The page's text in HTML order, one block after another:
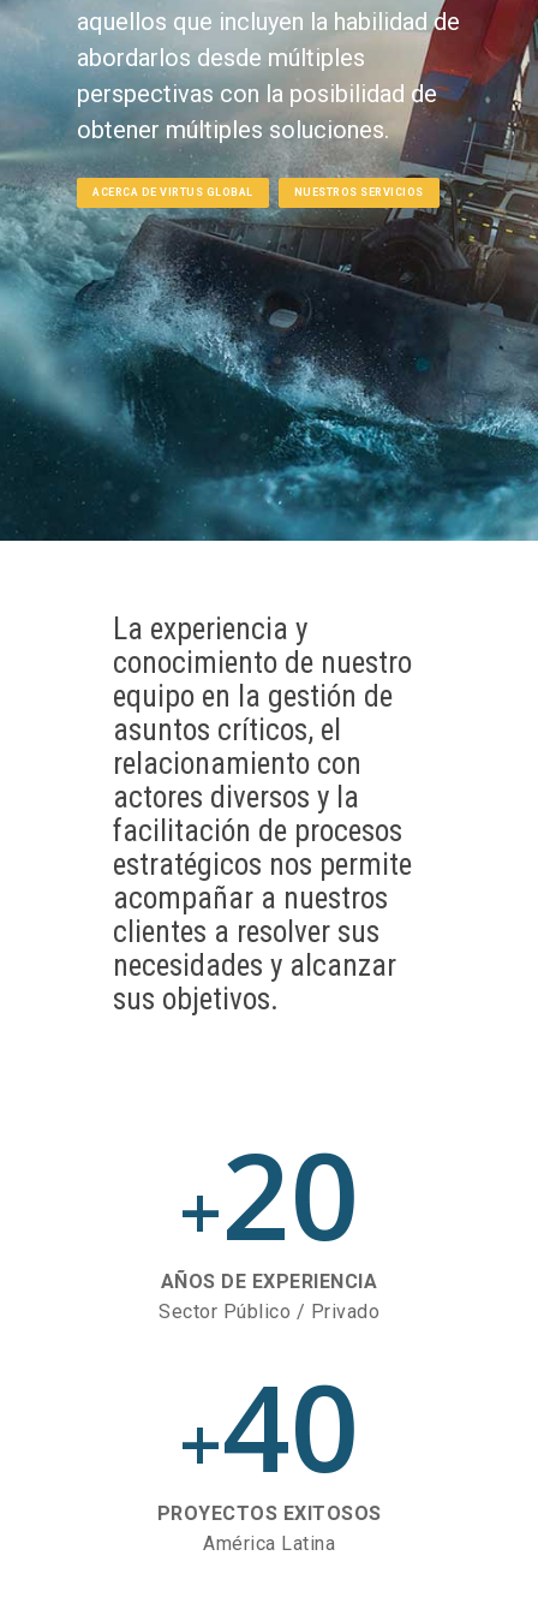
aquellos que incluyen la habilidad de
abordarlos desde múltiples
perspectivas con la posibilidad de
obtener múltiples soluciones.
ACERCA DE VIRTUS GLOBAL NUESTROS SERVICIOS
La experiencia y
conocimiento de nuestro
equipo en la gestión de
asuntos críticos, el
relacionamiento con
actores diversos y la
facilitación de procesos
estratégicos nos permite
acompañar a nuestros
clientes a resolver sus
necesidades y alcanzar
sus objetivos.
+20
AÑOS DE EXPERIENCIA
Sector Público / Privado
+40
PROYECTOS EXITOSOS
América Latina